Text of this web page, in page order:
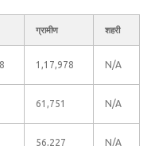
ग्रामीण शहरी
1,17,978 N/A
61,751 N/A
56,227 N/A